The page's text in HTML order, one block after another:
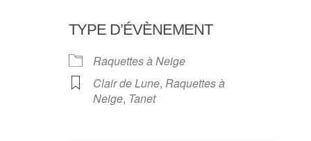
TYPE D’ÉVÈNEMENT
Raquettes à Neige
Clair de Lune, Raquettes à
Neige, Tanet